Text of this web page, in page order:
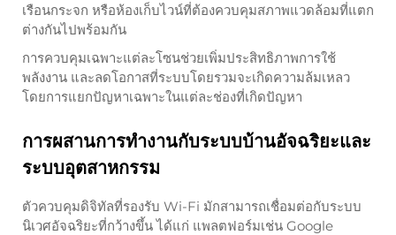
เรือนกระจก หรือห้องเก็บไวน์ที่ต้องควบคุมสภาพแวดล้อมที่แตก
ต่างกันไปพร้อมกัน
การควบคุมเฉพาะแต่ละโซนช่วยเพิ่มประสิทธิภาพการใช้
พลังงาน และลดโอกาสที่ระบบโดยรวมจะเกิดความล้มเหลว
โดยการแยกปัญหาเฉพาะในแต่ละช่องที่เกิดปัญหา
การผสานการทำงานกับระบบบ้านอัจฉริยะและ
ระบบอุตสาหกรรม
ตัวควบคุมดิจิทัลที่รองรับ Wi-Fi มักสามารถเชื่อมต่อกับระบบ
นิเวศอัจฉริยะที่กว้างขึ้น ได้แก่ แพลตฟอร์มเช่น Google